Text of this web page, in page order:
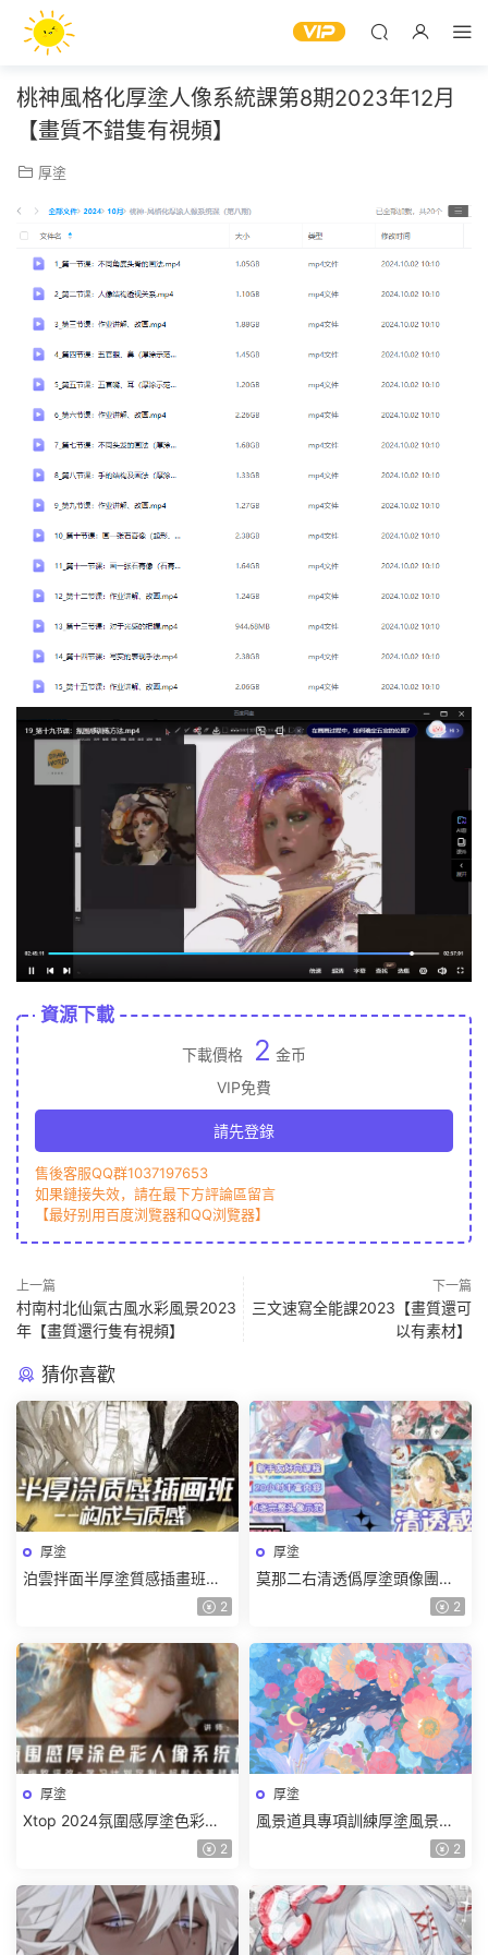
桃神風格化厚塗人像系統課第8期2023年12月
【畫質不錯隻有視頻】
厚塗
資源下載
下載價格 2 金币
VIP免費
請先登錄
售後客服QQ群1037197653
如果鏈接失效，請在最下方評論區留言
【最好别用百度浏覽器和QQ浏覽器】
上一篇
村南村北仙氣古風水彩風景2023
年【畫質還行隻有視頻】
下一篇
三文速寫全能課2023【畫質還可
以有素材】
猜你喜歡
厚塗
泊雲拌面半厚塗質感插畫班第1
期2024【畫質高清隻有視頻】
2
厚塗
莫那二右清透僞厚塗頭像團練
2025【畫質高清有課件和筆 2
厚塗
Xtop 2024氛圍感厚塗色彩人
像系統課【畫質不錯有筆刷】2
厚塗
風景道具專項訓練厚塗風景道
具花卉篇【畫質不錯有課件】2